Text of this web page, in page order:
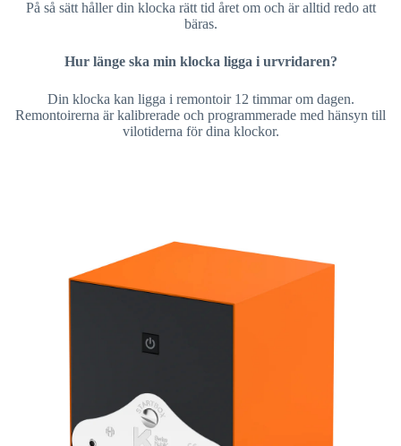
På så sätt håller din klocka rätt tid året om och är alltid redo att
bäras.
Hur länge ska min klocka ligga i urvridaren?
Din klocka kan ligga i remontoir 12 timmar om dagen.
Remontoirerna är kalibrerade och programmerade med hänsyn till
vilotiderna för dina klockor.